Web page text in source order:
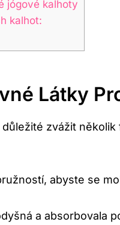
jógové kalhoty
kalhot:
Látky
zvážit
abyste se
a absorbovala